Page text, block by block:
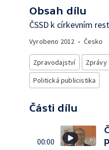
Obsah dílu
ČSSD k církevním
Vyrobeno 2012 • Česko
Zpravodajství Zprávy
Politická publicistika
Části dílu
00:00